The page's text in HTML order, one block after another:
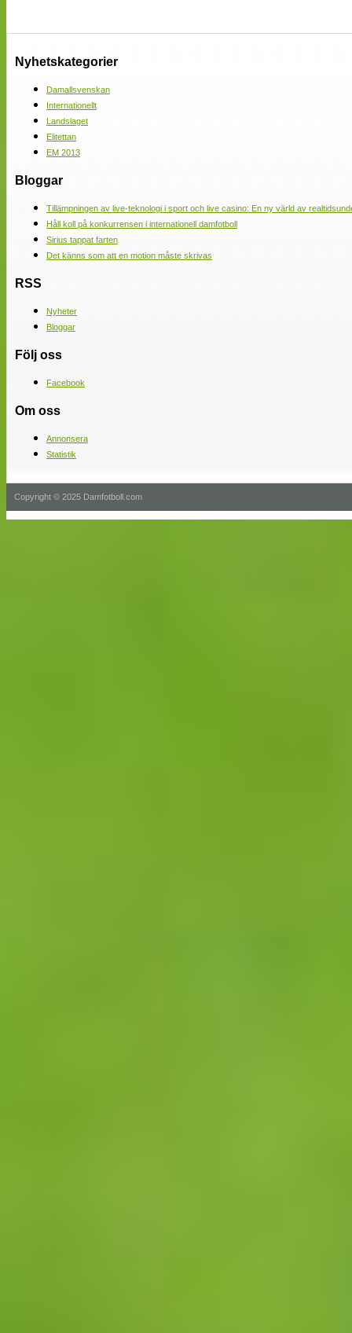
Nyhetskategorier
Damallsvenskan
Internationellt
Landslaget
Elitettan
EM 2013
Bloggar
Tillämpningen av live-teknologi i sport och live casino: En ny värld av
Håll koll på konkurrensen i internationell damfotboll
Sirius tappat farten
Det känns som att en motion måste skrivas
RSS
Nyheter
Bloggar
Följ oss
Facebook
Om oss
Annonsera
Statistik
Copyright © 2025 Damfotboll.com